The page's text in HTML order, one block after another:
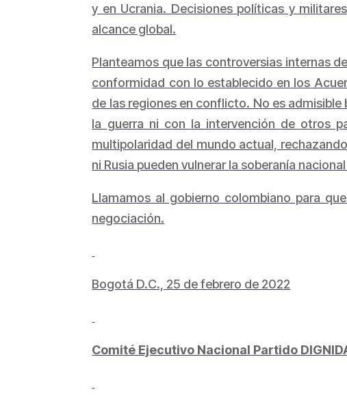
y en Ucrania. Decisiones políticas y
alcance global.
Planteamos que las controversias internas
conformidad con lo establecido en los
de las regiones en conflicto. No es
la guerra ni con la intervención de otros
multipolaridad del mundo actual,
ni Rusia pueden vulnerar la soberanía
Llamamos al gobierno colombiano para
negociación.
Bogotá D.C., 25 de febrero de 2022
Comité Ejecutivo Nacional Partido